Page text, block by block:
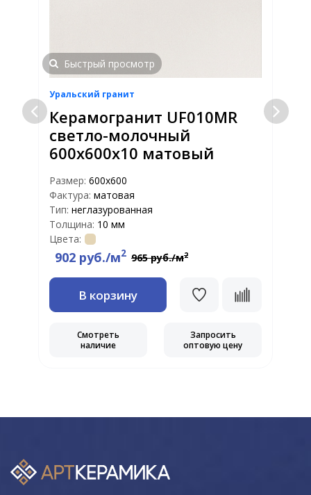
Быстрый просмотр
Уральский гранит
Керамогранит UF010MR
светло-молочный
600х600х10 матовый
Размер: 600х600
Фактура: матовая
Тип: неглазурованная
Толщина: 10 мм
Цвета:
902 руб./м2 965 руб./м2
В корзину
Смотреть
наличие
Запросить
оптовую цену